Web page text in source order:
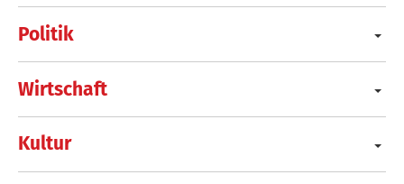
Politik
Wirtschaft
Kultur